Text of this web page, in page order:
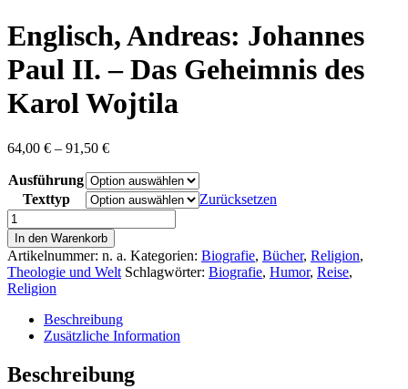
Englisch, Andreas: Johannes
Paul II. – Das Geheimnis des
Karol Wojtila
64,00 € – 91,50 €Preisspanne:
bis
91,50 €
Ausführung
Texttyp
Zurücksetzen
Englisch,
Andreas:
Johannes
Paul
II.
-
Geheimnis
Karol
Wojtila
In den Warenkorb
Artikelnummer: n. a. Kategorien: Biografie, Bücher, Religion,
Theologie und Welt Schlagwörter: Biografie, Humor, Reise,
Religion
Beschreibung
Zusätzliche Information
Beschreibung